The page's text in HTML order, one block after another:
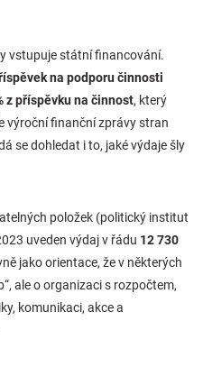
vstupuje státní financování.
na podporu činnosti
z příspěvku na činnost, který
výroční finanční zprávy stran
se dohledat i to, jaké výdaje šly
položek (politický institut
uveden výdaj v řádu 12 730
jako orientace, že v některých
ale o organizaci s rozpočtem,
komunikaci, akce a